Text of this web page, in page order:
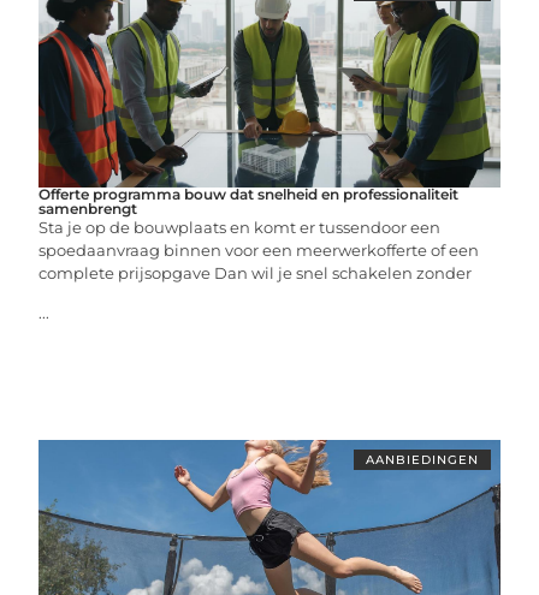
Offerte programma bouw dat snelheid en professionaliteit
samenbrengt
Sta je op de bouwplaats en komt er tussendoor een
spoedaanvraag binnen voor een meerwerkofferte of een
complete prijsopgave Dan wil je snel schakelen zonder
...
AANBIEDINGEN